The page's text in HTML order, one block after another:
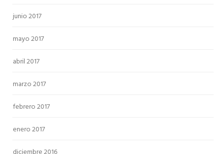
junio 2017
mayo 2017
abril 2017
marzo 2017
febrero 2017
enero 2017